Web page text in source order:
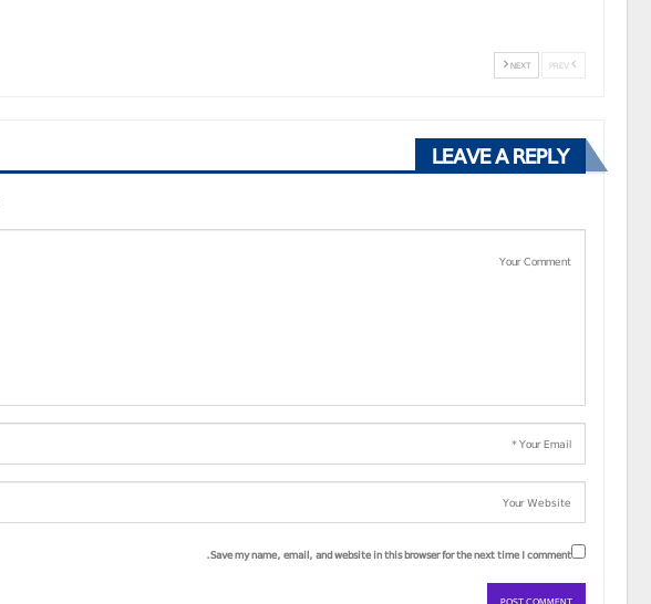
NEXT
LEAVE A REPLY
Save my name, email, and website in this browser for the next time I comment.